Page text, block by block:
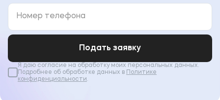
Подать заявку
Я даю согласие на обработку моих персональных данных.
Подробнее об обработке данных в
Политике
конфиденциальности.